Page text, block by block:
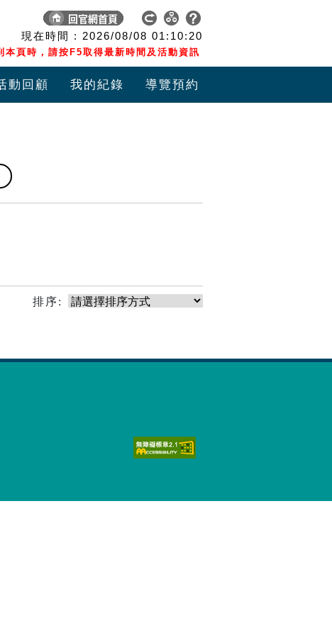
現在時間 : 2026/08/08 01:10:20
本頁時，請按F5取得最新時間及活動資訊
動回顧 我的紀錄 導覽預約
排序: